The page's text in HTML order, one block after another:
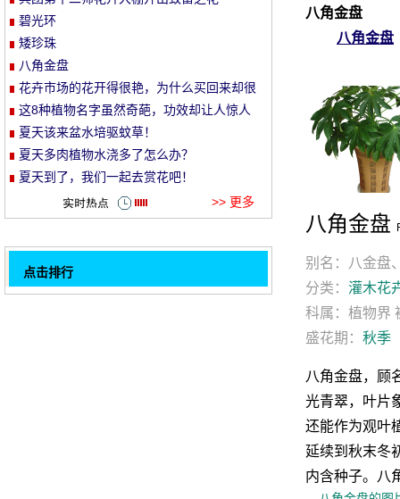
et
八角金盘
八角金盘
八角金盘
别名：八金盘
分类： 灌木花
科属：植物界
盛花期： 秋季
八角金盘，顾
光青翠，叶片
还能作为观叶
延续到秋末冬
内含种子。八
碧光环
矮珍珠
八角金盘
花卉市场的花开得很艳，为什么买回来却很
难养活？
这8种植物名字虽然奇葩，功效却让人惊人
夏天该来盆水培驱蚊草！
夏天多肉植物水浇多了怎么办？
夏天到了，我们一起去赏花吧！
>> 更多
点击排行